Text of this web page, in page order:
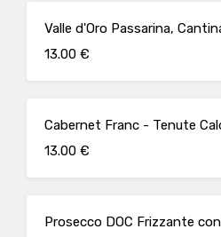
Valle d'Oro Passarina,
13.00 €
Cabernet Franc - Tenute
13.00 €
Prosecco DOC Frizzante